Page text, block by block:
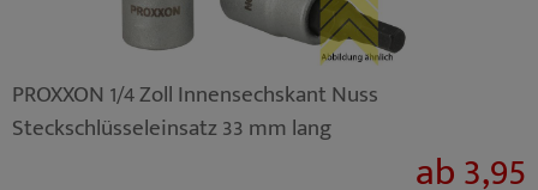
PROXXON 1/4 Zoll Innensechskant Nuss
Steckschlüsseleinsatz 33 mm lang
ab 3,95